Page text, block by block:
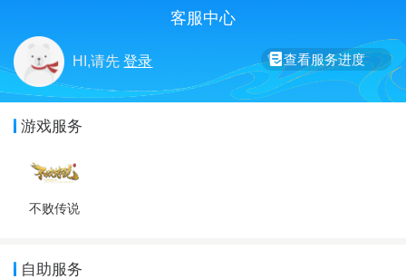
客服中心
HI,请先登录 查看服务进度
游戏服务
不败传说
自助服务